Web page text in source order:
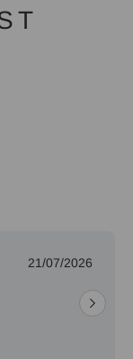
21/07/2026